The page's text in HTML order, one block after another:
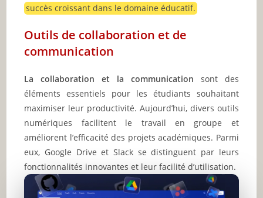
succès croissant dans le domaine éducatif.
Outils de collaboration et de
communication
La collaboration et la communication sont des
éléments essentiels pour les étudiants souhaitant
maximiser leur productivité. Aujourd’hui, divers outils
numériques facilitent le travail en groupe et
améliorent l’efficacité des projets académiques. Parmi
eux, Google Drive et Slack se distinguent par leurs
fonctionnalités innovantes et leur facilité d’utilisation.